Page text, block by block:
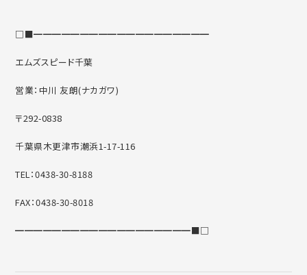
□■━━━━━━━━━━━━━━━━━━━
エムズスピード千葉
営業：中川 友朗(ナカガワ)
〒292-0838
千葉県木更津市潮浜1-17-116
TEL：0438-30-8188
FAX：0438-30-8018
━━━━━━━━━━━━━━━━━━━■□